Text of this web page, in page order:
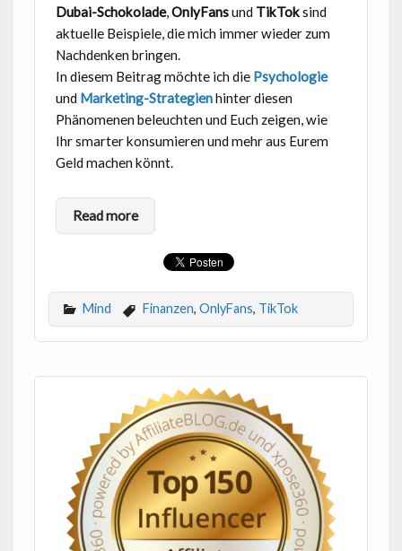
Dubai-Schokolade,OnlyFansund TikToksind
aktuelle Beispiele, die mich immer wieder zum
Nachdenken bringen.
In diesem Beitrag möchte ich die Psychologie
und Marketing-Strategienhinter diesen
Phänomenen beleuchten und Euch zeigen, wie
Ihr smarter konsumieren und mehr aus Eurem
Geld machen könnt.
Read more
Mind Finanzen, OnlyFans, TikTok